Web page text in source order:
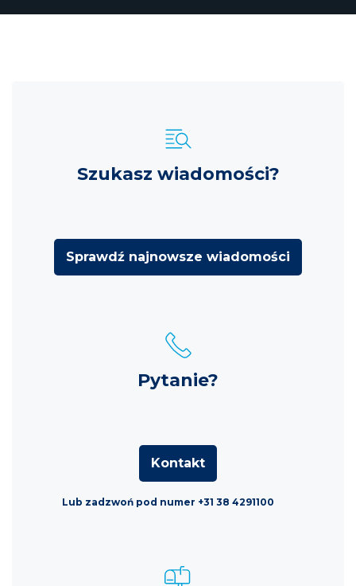
Szukasz wiadomości?
Sprawdź najnowsze wiadomości
Pytanie?
Kontakt
Lub zadzwoń pod numer +31 38 4291100